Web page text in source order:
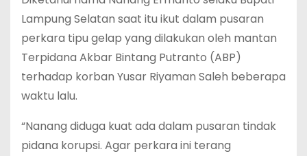
Lampung Selatan saat itu ikut dalam pusaran
perkara tipu gelap yang dilakukan oleh mantan
Terpidana Akbar Bintang Putranto (ABP)
terhadap korban Yusar Riyaman Saleh beberapa
waktu lalu.
“Nanang diduga kuat ada dalam pusaran tindak
pidana korupsi. Agar perkara ini terang